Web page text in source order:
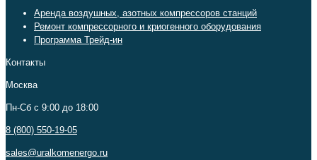
Аренда воздушных, азотных компрессоров станций
Ремонт компрессорного и криогенного оборудования
Программа Трейд-ин
Контакты
Москва
Пн-Сб c 9:00 до 18:00
8 (800) 550-19-05
sales@uralkomenergo.ru